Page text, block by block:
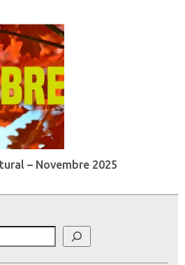
– Novembre 2025